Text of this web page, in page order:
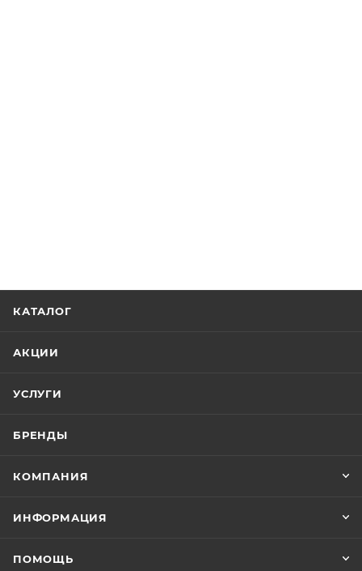
КАТАЛОГ
АКЦИИ
УСЛУГИ
БРЕНДЫ
КОМПАНИЯ
ИНФОРМАЦИЯ
ПОМОЩЬ